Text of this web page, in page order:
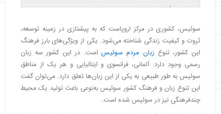
・فرهنگ مردم کشور سوئیس
・ اتیکت‌ ها و فرهنگ آداب معاشرت در سوئیس
・ فرهنگ لباس پوشیدن و کدهای پوشش در فرهنگ
مردم سوئیس
・ فرهنگ مهمانی رفتن در سوئیس
・ فرهنگ جشن‌ گرفتن و برگزاری مراسم مختلف در
سوئیس
・فرهنگ هدیه‌ دادن در سوئیس
سوئیس، کشوری در مرکز اروپاست که به پیشتازی در زمینه توسعه،
ثروت و کیفیت زندگی شناخته می‌شود. یکی از ویژگی‌های بارز فرهنگ
این کشور، تنوع زبان مردم سوئیساست. در این کشور سه زبان
رسمی وجود دارد: آلمانی، فرانسوی و ایتالیایی و هر یک از مناطق
سوئیس به طور طبیعی به یکی از این زبان‌ها تعلق دارد. می‌توان گفت
این تنوع زبان و فرهنگ کشور سوئیس به‌نوعی باعث تولید یک محیط
چندفرهنگی نیز در سوئیس شده است.